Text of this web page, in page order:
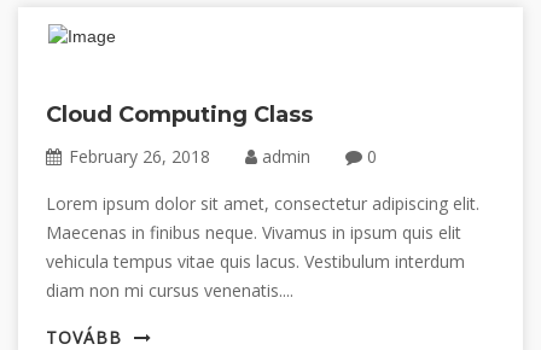
Cloud Computing Class
February 26, 2018 admin 0
Lorem ipsum dolor sit amet, consectetur adipiscing elit.
Maecenas in finibus neque. Vivamus in ipsum quis elit
vehicula tempus vitae quis lacus. Vestibulum interdum
diam non mi cursus venenatis....
TOVÁBB